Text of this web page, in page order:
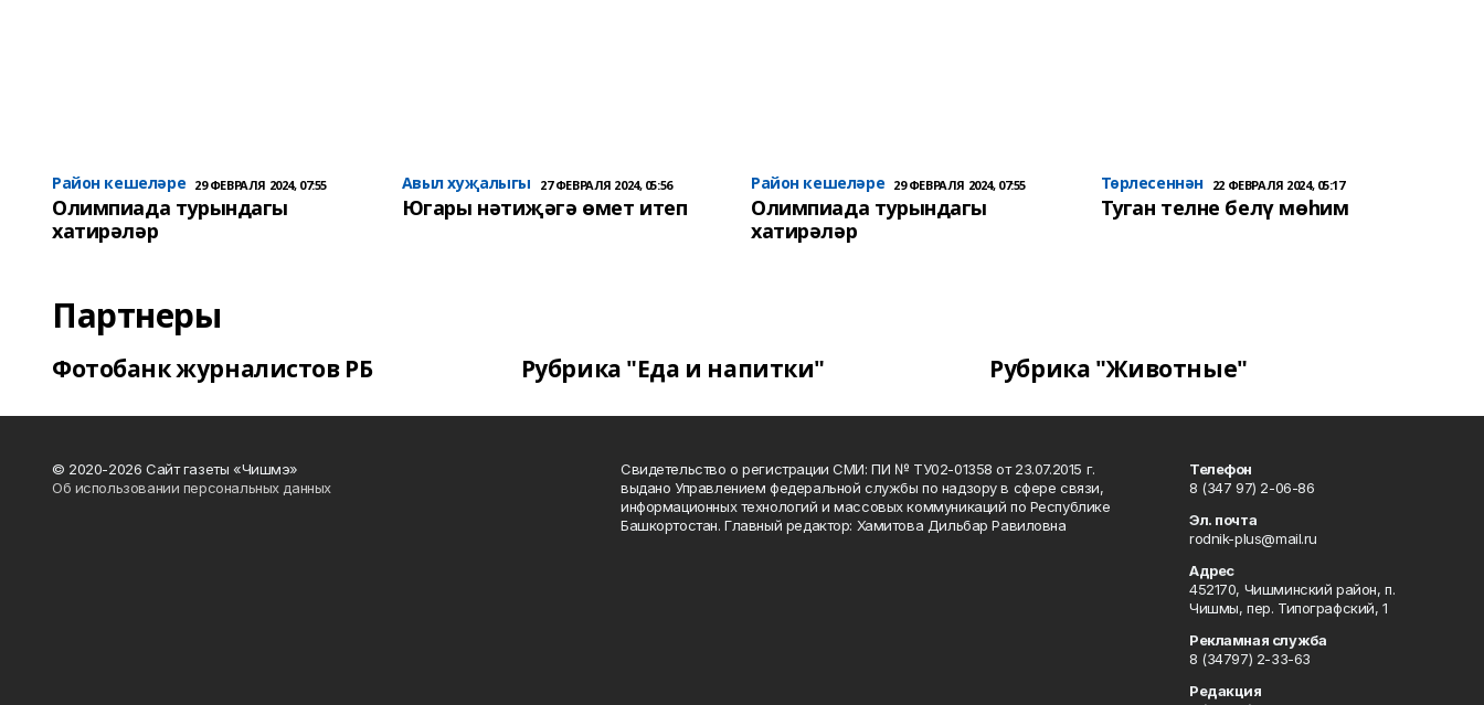
Район кешеләре 29 ФЕВРАЛЯ 2024, 07:55
Олимпиада турындагы
хатирәләр
Авыл хуҗалыгы 27 ФЕВРАЛЯ 2024, 05:56
Югары нәтиҗәгә өмет итеп
Район кешеләре 29 ФЕВРАЛЯ 2024, 07:55
Олимпиада турындагы
хатирәләр
Төрлесеннән 22 ФЕВРАЛЯ 2024, 05:17
Туган телне белү мөһим
Партнеры
Фотобанк журналистов РБ Рубрика "Еда и напитки" Рубрика "Животные"
© 2020-2026 Сайт газеты «Чишмэ»
Об использовании персональных данных
Свидетельство о регистрации СМИ: ПИ № ТУ02-01358 от 23.07.2015 г.
выдано Управлением федеральной службы по надзору в сфере связи,
информационных технологий и массовых коммуникаций по Республике
Башкортостан. Главный редактор: Хамитова Дильбар Равиловна
Телефон
8 (347 97) 2-06-86
Эл. почта
rodnik-plus@mail.ru
Адрес
452170, Чишминский район, п.
Чишмы, пер. Типографский, 1
Рекламная служба
8 (34797) 2-33-63
Редакция